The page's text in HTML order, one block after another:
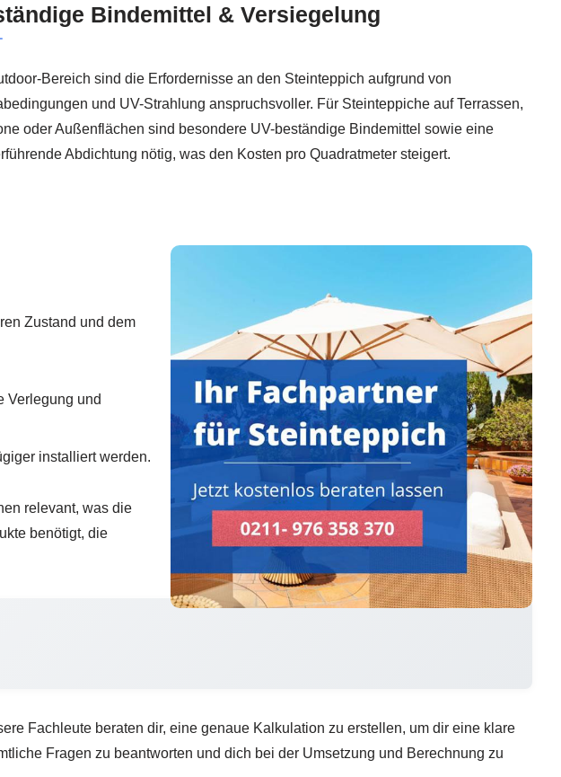
Bindemittel & Versiegelung
Bereich sind die Erfordernisse an den Steinteppich aufgrund von
und UV-Strahlung anspruchsvoller. Für Steinteppiche auf Terrassen,
oder Außenflächen sind besondere UV-beständige Bindemittel sowie eine
Abdichtung nötig, was den Kosten pro Quadratmeter steigert.
Zustand und dem
Verlegung und
installiert werden.
relevant, was die
benötigt, die
Fachleute beraten dir, eine genaue Kalkulation zu erstellen, um dir eine klare
Fragen zu beantworten und dich bei der Umsetzung und Berechnung zu